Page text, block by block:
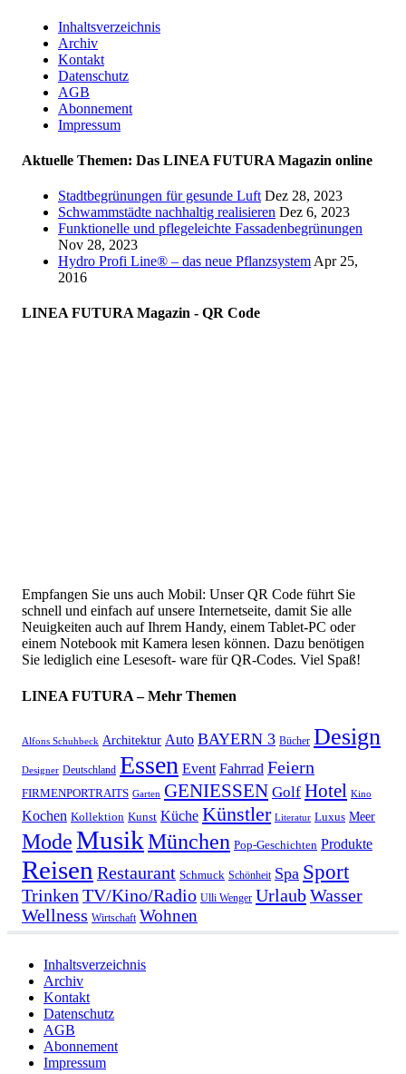
Inhaltsverzeichnis
Archiv
Kontakt
Datenschutz
AGB
Abonnement
Impressum
Aktuelle Themen: Das LINEA FUTURA Magazin online
Stadtbegrünungen für gesunde Luft Dez 28, 2023
Schwammstädte nachhaltig realisieren Dez 6, 2023
Funktionelle und pflegeleichte Fassadenbegrünungen
Nov 28, 2023
Hydro Profi Line® – das neue Pflanzsystem Apr 25,
2016
LINEA FUTURA Magazin - QR Code
Empfangen Sie uns auch Mobil: Unser QR Code führt Sie
schnell und einfach auf unsere Internetseite, damit Sie alle
Neuigkeiten auch auf Ihrem Handy, einem Tablet-PC oder
einem Notebook mit Kamera lesen können. Dazu benötigen
Sie lediglich eine Lesesoft- ware für QR-Codes. Viel Spaß!
LINEA FUTURA – Mehr Themen
Alfons Schuhbeck Architektur Auto BAYERN 3 Bücher Design
Designer Deutschland Essen Event Fahrrad Feiern
FIRMENPORTRAITS Garten GENIESSEN Golf Hotel Kino
Kochen Kollektion Kunst Küche Künstler Literatur Luxus Meer
ModeMusikMünchen Pop-Geschichten Produkte
Reisen Restaurant Schmuck Schönheit Spa Sport
Trinken TV/Kino/Radio Ulli Wenger UrlaubWasser
Wellness Wirtschaft Wohnen
Inhaltsverzeichnis
Archiv
Kontakt
Datenschutz
AGB
Abonnement
Impressum